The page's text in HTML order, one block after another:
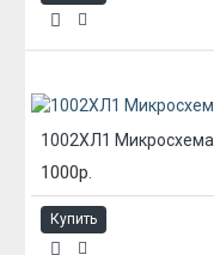
1002ХЛ1 Микросхема
1000р.
Купить